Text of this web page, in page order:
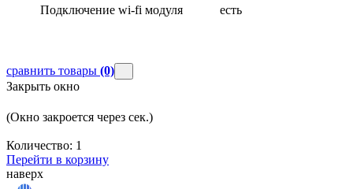
Подключение wi-fi модуля
есть
сравнить товары (0)
Закрыть окно
(Окно закроется через сек.)
Количество: 1
Перейти в корзину
наверх